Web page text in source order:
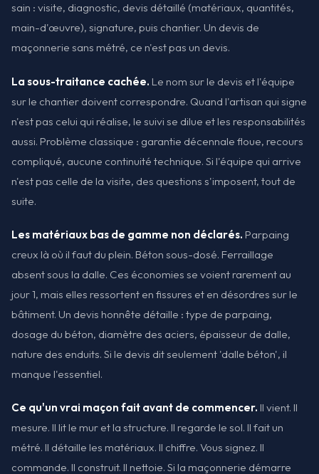
sain : visite, diagnostic, devis détaillé (matériaux, quantités,
main-d'œuvre), signature, puis chantier. Un devis de
maçonnerie sans métré, ce n'est pas un devis.
La sous-traitance cachée. Le nom sur le devis et l'équipe
sur le chantier doivent correspondre. Quand l'artisan qui signe
n'est pas celui qui réalise, le suivi se dilue et les responsabilités
aussi. Problème classique : garantie décennale floue, recours
compliqué, aucune continuité technique. Si l'équipe qui arrive
n'est pas celle de la visite, des questions s'imposent, tout de
suite.
Les matériaux bas de gamme non déclarés. Parpaing
creux là où il faut du plein. Béton sous-dosé. Ferraillage
absent sous la dalle. Ces économies se voient rarement au
jour 1, mais elles ressortent en fissures et en désordres sur le
bâtiment. Un devis honnête détaille : type de parpaing,
dosage du béton, diamètre des aciers, épaisseur de dalle,
nature des enduits. Si le devis dit seulement 'dalle béton', il
manque l'essentiel.
Ce qu'un vrai maçon fait avant de commencer. Il vient. Il
mesure. Il lit le mur et la structure. Il regarde le sol. Il fait un
métré. Il détaille les matériaux. Il chiffre. Vous signez. Il
commande. Il construit. Il nettoie. Si la maçonnerie démarre